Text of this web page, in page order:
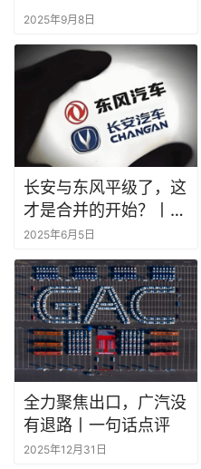
长安开始打“富裕仗”
2025年9月8日
长安与东风平级了，这
句话点评
2025年6月5日
全力聚焦出口，广汽没